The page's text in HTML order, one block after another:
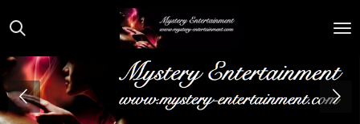
Ga
direct
naar
de
hoofdinhoud